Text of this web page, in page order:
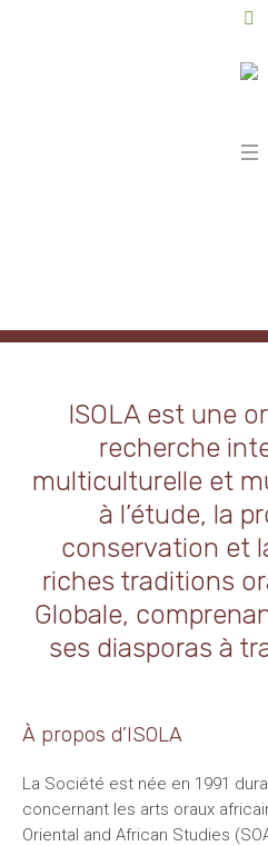
ISOLA est une
recherche
multiculturelle et
à l’étude, la
conservation et
riches traditions
Globale,
ses diasporas à
À propos d’ISOLA
La Société est née en 1991
concernant les arts oraux
Oriental and African Studies